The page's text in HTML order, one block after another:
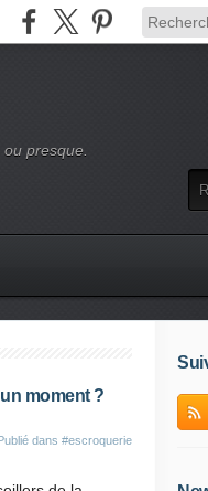
presque.
moment ?
dans #escroquerie